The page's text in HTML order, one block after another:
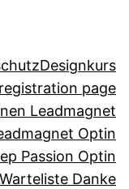
Designkurs
page
Leadmagnet
Optin
Passion Optin
Danke